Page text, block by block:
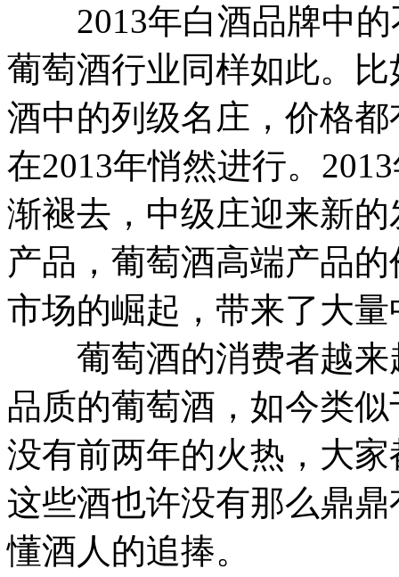
2013年白酒品牌中的
葡萄酒行业同样如此。
酒中的列级名庄，价格
在2013年悄然进行。
渐褪去，中级庄迎来新
产品，葡萄酒高端产品
市场的崛起，带来了大
葡萄酒的消费者越来
品质的葡萄酒，如今类
没有前两年的火热，大
这些酒也许没有那么鼎
懂酒人的追捧。